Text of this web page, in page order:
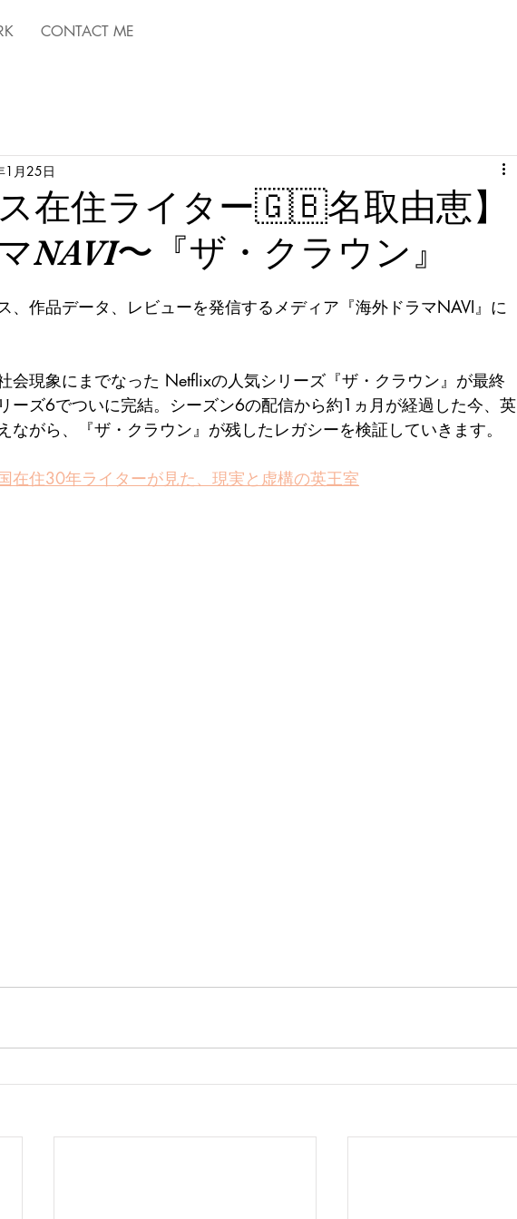
CONTACT ME
在住ライター🇬🇧名取由恵】
NAVI〜『ザ・クラウン』
1月25日
、作品データ、レビューを発信するメディア『海外ドラマNAVI』に
会現象にまでなった Netflixの人気シリーズ『ザ・クラウン』が最終
ーズ6でついに完結。シーズン6の配信から約1ヵ月が経過した今、英
ながら、『ザ・クラウン』が残したレガシーを検証していきます。
在住30年ライターが見た、現実と虚構の英王室